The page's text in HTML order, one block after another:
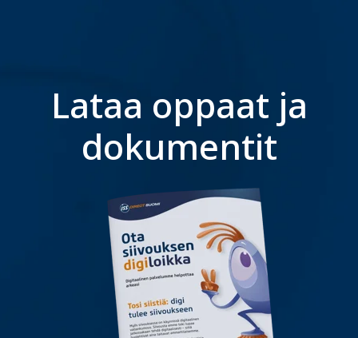
Lataa oppaat ja
dokumentit